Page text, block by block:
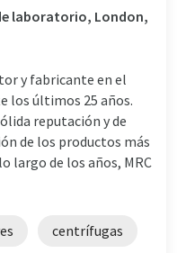
laboratorio, London,
y fabricante en el
los últimos 25 años.
reputación y de
de los productos más
largo de los años, MRC
centrífugas